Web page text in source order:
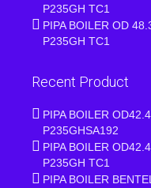
P235GH TC1
PIPA BOILER OD
P235GH TC1
Recent Product
PIPA BOILER
P235GHSA192
PIPA BOILER
P235GH TC1
PIPA BOILER